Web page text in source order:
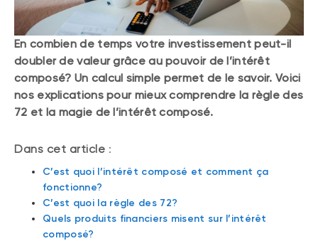
En combien de temps votre investissement peut-il
doubler de valeur grâce au pouvoir de l’intérêt
composé? Un calcul simple permet de le savoir. Voici
nos explications pour mieux comprendre la règle des
72 et la magie de l’intérêt composé.
Dans cet article :
C’est quoi l’intérêt composé et comment ça
fonctionne?
C’est quoi la règle des 72?
Quels produits financiers misent sur l’intérêt
composé?